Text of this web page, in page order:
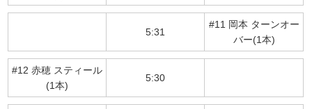
5:31
#11 岡本 ターンオー
バー(1本)
#12 赤穂 スティール
(1本)
5:30